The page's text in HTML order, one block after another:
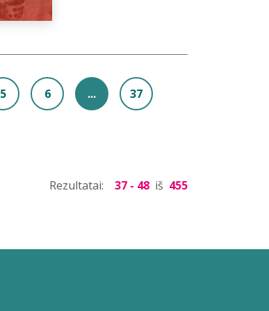
5 6 ... 37
Rezultatai: 37 - 48 iš 455